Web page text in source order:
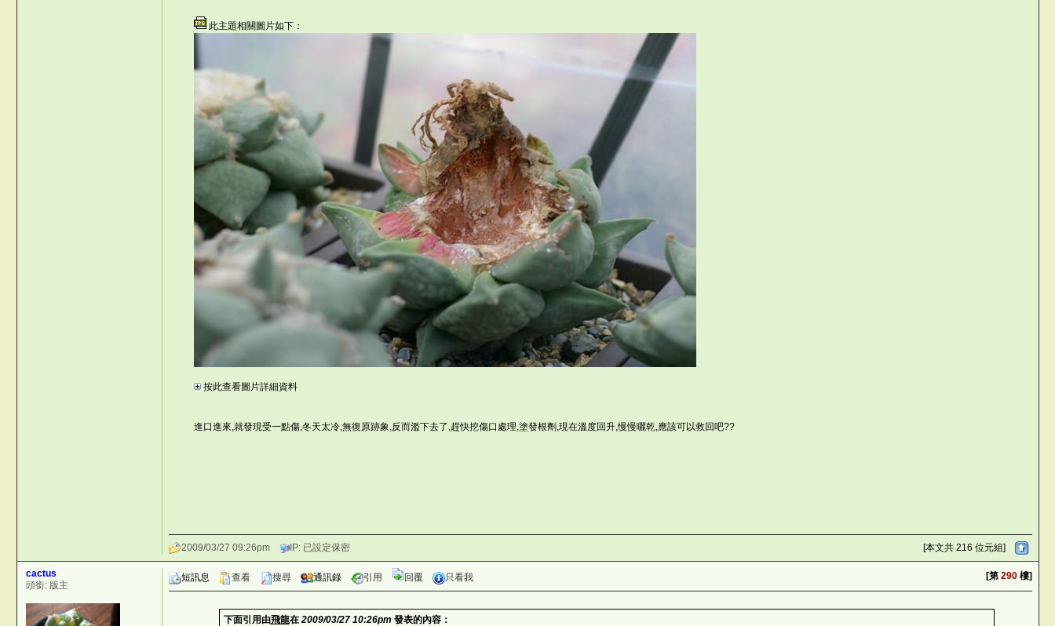
此主題相關圖片如下：
按此查看圖片詳細資料~rk/
進口進來,就發現受一點傷,冬天太冷,無復原跡象,反而濫下去了,趕快挖傷口處理,塗發根劑,現在溫度回升,慢慢曬乾,應該可以救回吧??7?iC
2009/03/27 09:26pm IP: 已設定保密 [本文共 216 位元組]
cactus
頭銜: 版主
短訊息 查看 搜尋 通訊錄 引用 回覆 只看我 [第 290樓]
下面引用由飛龍在2009/03/27 10:26pm發表的內容：